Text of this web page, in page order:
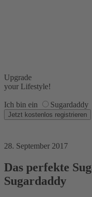
Upgrade
your Lifestyle!
Ich bin ein Sugardaddy
28. September 2017
Das perfekte
Sugardaddy